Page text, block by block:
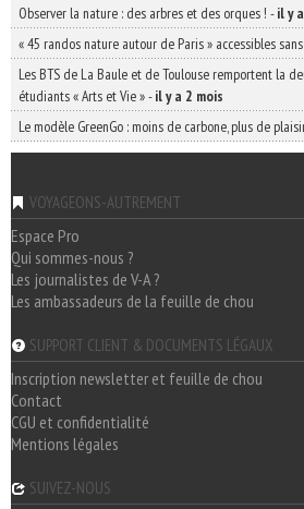
Observer la nature : des arbres et des orques ! -il y
« 45 randos nature autour de Paris » accessibles
Les BTS de La Baule et de Toulouse remportent la
étudiants « Arts et Vie »-il y a 2 mois
Le modèle GreenGo : moins de carbone, plus de
VOYAGEONS-AUTREMENT
Espace Pro
Qui sommes-nous ?
Les journalistes de V-A ?
Les ambassadeurs de la feuille de chou
SUPPORT CLIENT & DOCUMENTS LÉGAUX
Inscription newsletter et feuille de chou
Contact
CGU et confidentialité
Mentions légales
SUIVEZ-NOUS